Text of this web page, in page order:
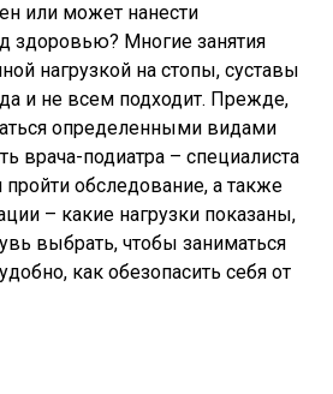
или может нанести
здоровью? Многие занятия
нагрузкой на стопы, суставы
и не всем подходит. Прежде,
определенными видами
врача-подиатра – специалиста
обследование, а также
– какие нагрузки показаны,
выбрать, чтобы заниматься
как обезопасить себя от